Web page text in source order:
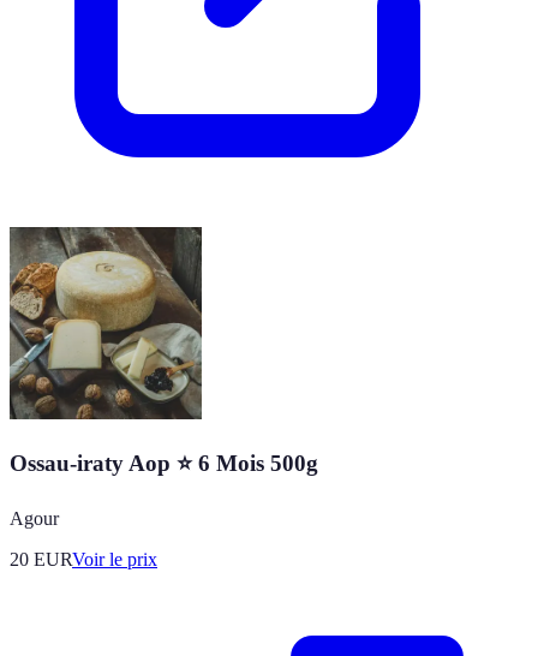
Ossau-iraty Aop ⭐ 6 Mois 500g
Agour
20 EURVoir le prix